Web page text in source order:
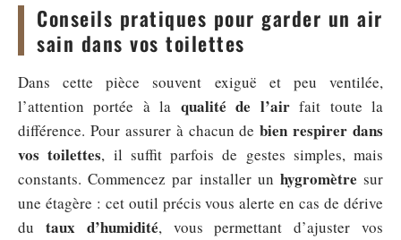
Conseils pratiques pour garder un air
sain dans vos toilettes
Dans cette pièce souvent exiguë et peu ventilée,
l’attention portée à la qualité de l’airfait toute la
différence. Pour assurer à chacun debien respirer dans
vos toilettes, il suffit parfois de gestes simples, mais
constants. Commencez par installer un hygromètre sur
une étagère : cet outil précis vous alerte en cas de dérive
du taux d’humidité, vous permettant d’ajuster vos